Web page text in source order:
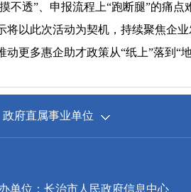
透”、申报流程上“跑断腿”的痛点
以此次活动为契机，持续聚焦企
更多惠企助才政策从“纸上”落到“
政府直属事业单位
单位：长治市人民政府信息中心